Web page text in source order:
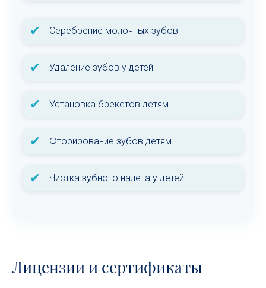
✔ Серебрение молочных зубов
✔ Удаление зубов у детей
✔ Установка брекетов детям
✔ Фторирование зубов детям
✔ Чистка зубного налета у детей
Лицензии и сертификаты